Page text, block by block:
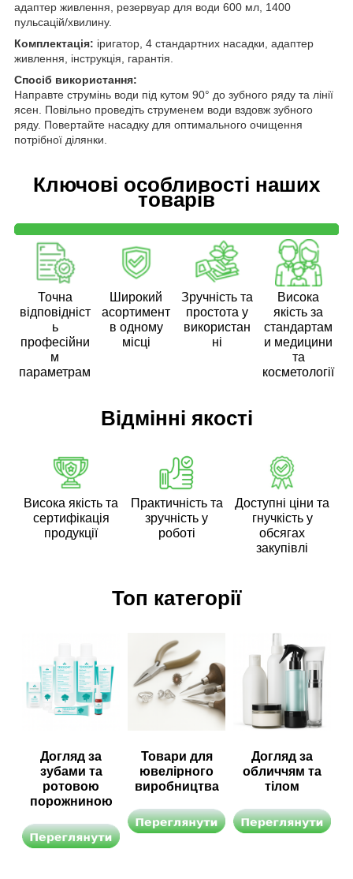
адаптер живлення, резервуар для води 600 мл, 1400
пульсацій/хвилину.
Комплектація: іригатор, 4 стандартних насадки, адаптер
живлення, інструкція, гарантія.
Спосіб використання:
Направте струмінь води під кутом 90° до зубного ряду та лінії
ясен. Повільно проведіть струменем води вздовж зубного
ряду. Повертайте насадку для оптимального очищення
потрібної ділянки.
Ключові особливості наших
товарів
Точна
відповідніст
ь
професійни
м
параметрам
Широкий
асортимент
в одному
місці
Зручність та
простота у
використан
ні
Висока
якість за
стандартам
и медицини
та
косметології
Відмінні якості
Висока якість та
сертифікація
продукції
Практичність та
зручність у
роботі
Доступні ціни та
гнучкість у
обсягах
закупівлі
Топ категорії
Догляд за
зубами та
ротовою
порожниною
Товари для
ювелірного
виробництва
Догляд за
обличчям та
тілом